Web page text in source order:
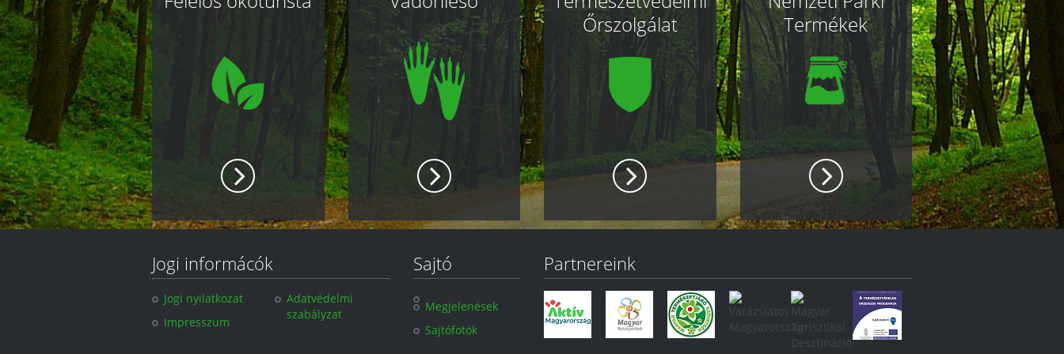
oldalak
Őrszolgálat
Termékek
Jogi informácók
Jogi nyilatkozat
Adatvédelmi
szabályzat
Impresszum
Sajtó
Megjelenések
Sajtófotók
Partnereink